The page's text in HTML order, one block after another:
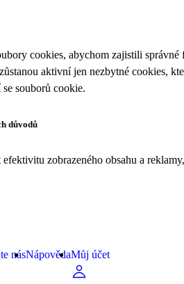
cookies, abychom zajistili
aktivní jen nezbytné cookies,
se souborů cookie.
důvodů
zobrazeného obsahu a
násNápovědaMůj účet